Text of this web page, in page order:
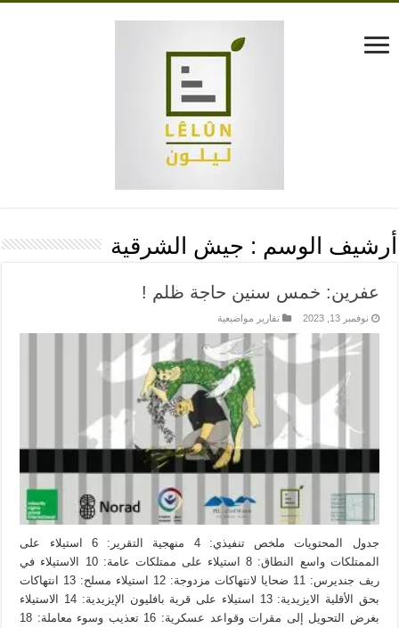
أرشيف الوسم : جيش الشرقية
عفرين: خمس سنين حاجة ظلم !
نوفمبر 13, 2023 تقارير مواضيعية
جدول المحتويات ملخص تنفيذي: 4 منهجية التقرير: 6 استيلاء على
الممتلكات واسع النطاق: 8 استيلاء على ممتلكات عامة: 10 الاستيلاء في
ريف جنديرس: 11 ضحايا لانتهاكات مزدوجة: 12 استيلاء مسلح: 13 انتهاكات
بحق الأقلية الايزيدية: 13 استيلاء على قرية بافليون الإيزيدية: 14 الاستيلاء
بغرض التحويل إلى مقرات وقواعد عسكرية: 16 تعذيب وسوء معاملة: 18